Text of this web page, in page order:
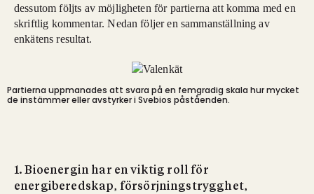
dessutom följts av möjligheten för partierna att komma med en
skriftlig kommentar. Nedan följer en sammanställning av
enkätens resultat.
Partierna uppmanades att svara på en femgradig skala hur mycket
de instämmer eller avstyrker i Svebios påståenden.
1. Bioenergin har en viktig roll för
energiberedskap, försörjningstrygghet,